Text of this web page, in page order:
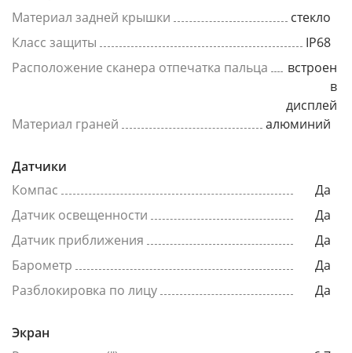
Материал задней крышки
стекло
Класс защиты
IP68
Расположение сканера отпечатка пальца
встроен
в
дисплей
Материал граней
алюминий
Датчики
Компас
Да
Датчик освещенности
Да
Датчик приближения
Да
Барометр
Да
Разблокировка по лицу
Да
Экран